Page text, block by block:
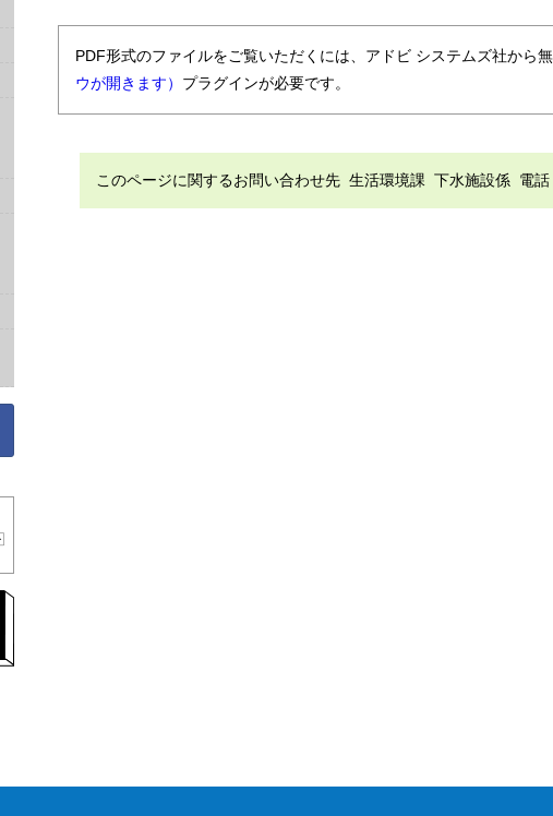
PDF形式のファイルをご覧いただくには、アドビ システムズ社から
ウが開きます） プラグインが必要です。
このページに関するお問い合わせ先 生活環境課 下水施設係 電